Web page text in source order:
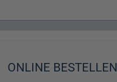
ONLINE BESTELLEN